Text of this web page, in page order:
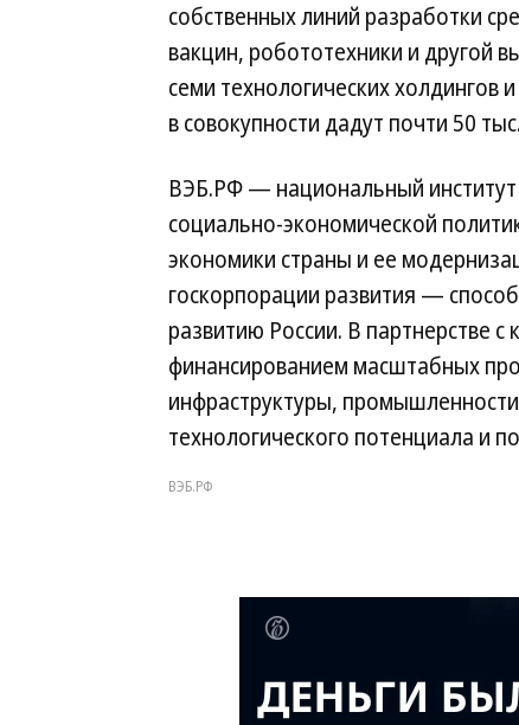
собственных линий разработки
вакцин, робототехники и другой
семи технологических
в совокупности дадут почти 50
ВЭБ.РФ — национальный
социально-экономической
экономики страны и ее
госкорпорации развития —
развитию России. В партнерстве
финансированием масштабных
инфраструктуры,
технологического потенциала и
ВЭБ.РФ